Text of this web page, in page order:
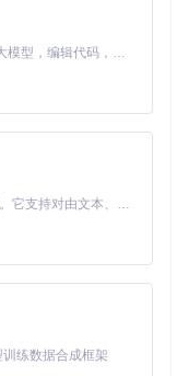
LTSC"版本信
(管理员)"
理员：Windows Po
Claude Code 的开源替代方案。连接任意大模型，编辑代码，运行命令，自动验证 — 全自动执行。用 Rust 构建，极致性能。 ｜ An open-source alternative to Claude Code. Connect any LLM, edit code, run commands, and verify changes — autonomously. Built in Rust for speed. Get Started
MiniMax H3 是一个通用的全模态生成系统。它支持对由文本、图像、视频和音频组成的多模态上下文进行统一理解，并能生成分辨率高达 2K、时长可达 15 秒的带原生立体声音频的视频。得益于面向任务泛化的系统设计，H3 在预训练阶段就已具备广泛的多模态上下文理解与生成能力，能够出色地执行复杂的多模态指令。
练数据合成框架